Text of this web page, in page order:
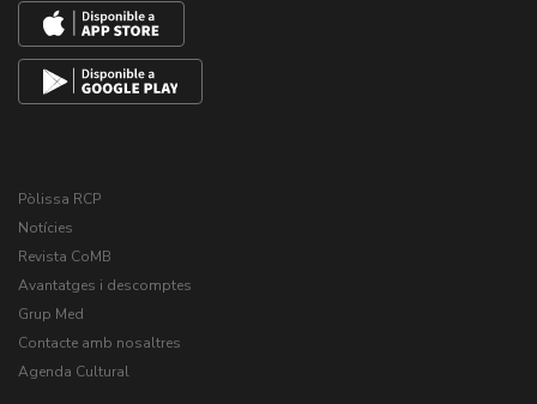
Pòlissa RCP
Notícies
Revista CoMB
Avantatges i descomptes
Grup Med
Contacte amb nosaltres
Agenda Cultural